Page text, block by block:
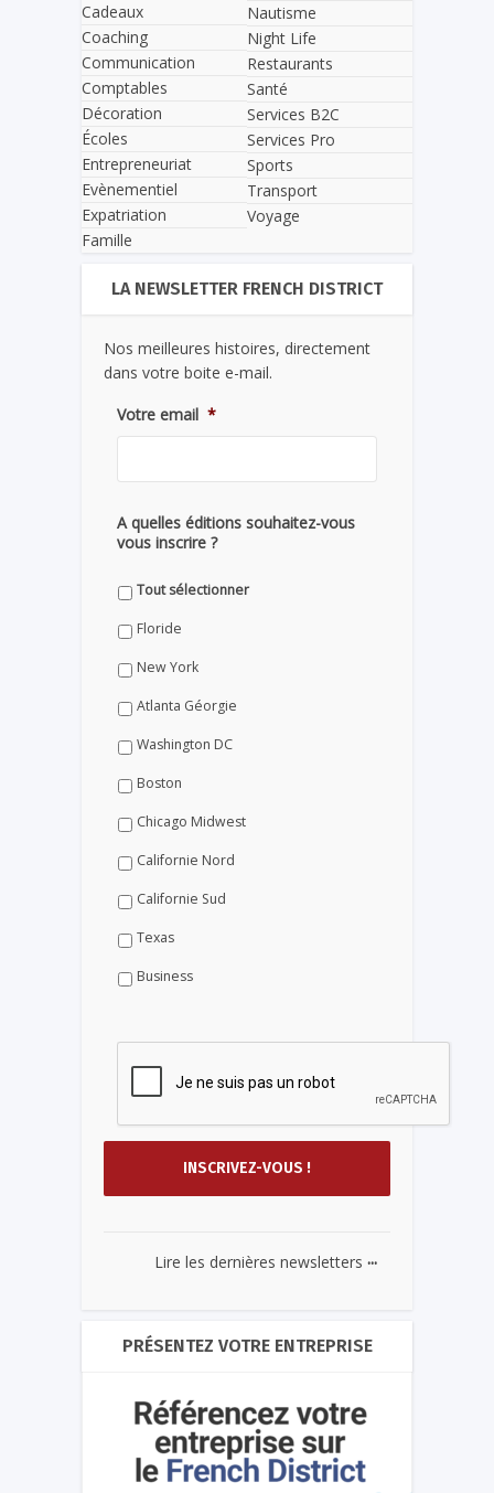
Cadeaux
Coaching
Communication
Comptables
Décoration
Écoles
Entrepreneuriat
Evènementiel
Expatriation
Famille
Nautisme
Night Life
Restaurants
Santé
Services B2C
Services Pro
Sports
Transport
Voyage
LA NEWSLETTER FRENCH DISTRICT
Nos meilleures histoires, directement
dans votre boite e-mail.
Votre email *
A quelles éditions souhaitez-vous
vous inscrire ?
Tout sélectionner
Floride
New York
Atlanta Géorgie
Washington DC
Boston
Chicago Midwest
Californie Nord
Californie Sud
Texas
Business
Lire les dernières newsletters ...
PRÉSENTEZ VOTRE ENTREPRISE